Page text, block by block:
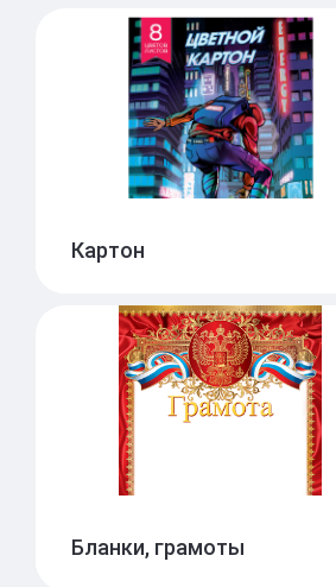
Альбомы для рисования
Скетчбуки и скетчпады
Картон
Картон белый
Картон цветной
Бланки, грамоты